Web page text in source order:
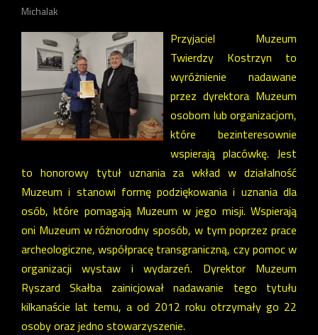
Michalak
Przyjaciel Muzeum
Twierdzy Kostrzyn to
wyróżnienie nadawane
przez dyrektora Muzeum
osobom lub organizacjom,
które bezinteresownie
wspierają placówkę. Jest
to honorowy tytuł uznania za wkład w działalność
Muzeum i stanowi formę podziękowania i uznania dla
osób, które pomagają Muzeum w jego misji. Wspierają
oni Muzeum w różnorodny sposób, w tym poprzez prace
archeologiczne, współpracę transgraniczną, czy pomoc w
organizacji wystaw i wydarzeń. Dyrektor Muzeum
Ryszard Skałba zainicjował nadawanie tego tytułu
kilkanaście lat temu, a od 2012 roku otrzymały go 22
osoby oraz jedno stowarzyszenie.